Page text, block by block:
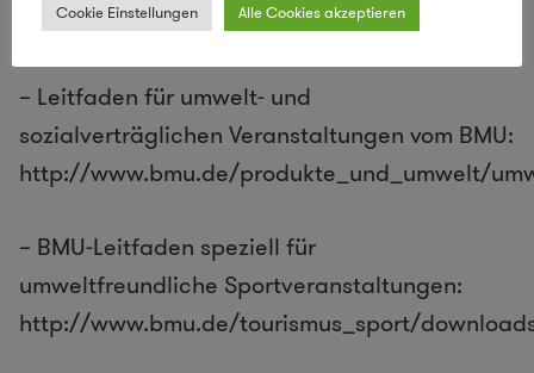
Weitere Links
– Leitfaden für umwelt- und
sozialverträglichen Veranstaltungen vom BMU:
http://www.bmu.de/produkte_und_umwelt/
– BMU-Leitfaden speziell für
umweltfreundliche Sportveranstaltungen:
http://www.bmu.de/tourismus_sport/
Cookie Einstellungen Alle Cookies akzeptieren